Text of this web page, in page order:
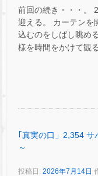
前回の続き・・・。
迎える。 カーテンを
込むのをしばし眺め
様を時間をかけて観
｢真実の口」2,354
～
投稿日: 2026年7月14日